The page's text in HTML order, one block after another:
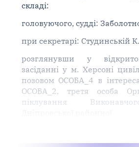
складі:
головуючого, судді:
при секретарі: Студинській
розглянувши у
засіданні у м. Херсоні
позовом ОСОБА_4 в
ОСОБА_2, третя особа
піклування